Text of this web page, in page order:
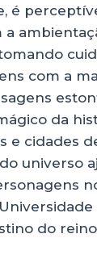
é
com a
da
e cidades
universo
do